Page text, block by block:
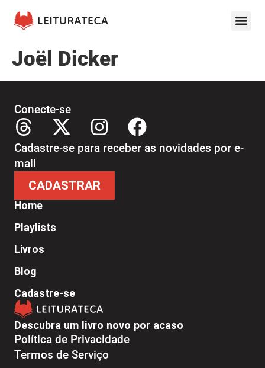
Joël Dicker
Descubra um livro novo por acaso
Política de Privacidade
Termos de Serviço
Home
Playlists
Livros
Blog
Cadastre-se
Conecte-se
Cadastre-se para receber as novidades por e-
mail
CADASTRAR